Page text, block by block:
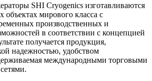
SHI Cryogenics изготавливаются
объектах мирового класса с
производственных и
в соответствии с концепцией
получается продукция,
надежностью, удобством
международными торговыми